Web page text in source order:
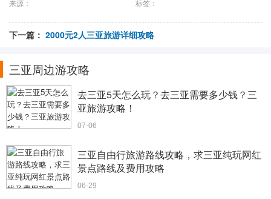
来源： 标签：
下一篇： 2000元2人三亚旅游详细攻略
三亚周边游攻略
去三亚5天怎么玩？去三亚需要多少钱？三
亚旅游攻略！
07-06
三亚自由行旅游路线攻略，求三亚纯玩网红
景点路线及费用攻略
06-29